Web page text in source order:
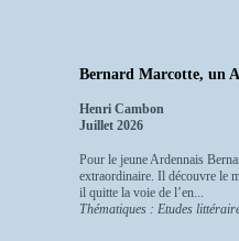
Bernard Marcotte, un
Henri Cambon
Juillet 2026
Pour le jeune Ardennais
extraordinaire. Il découvre le
il quitte la voie de l’en...
Thématiques : Etudes